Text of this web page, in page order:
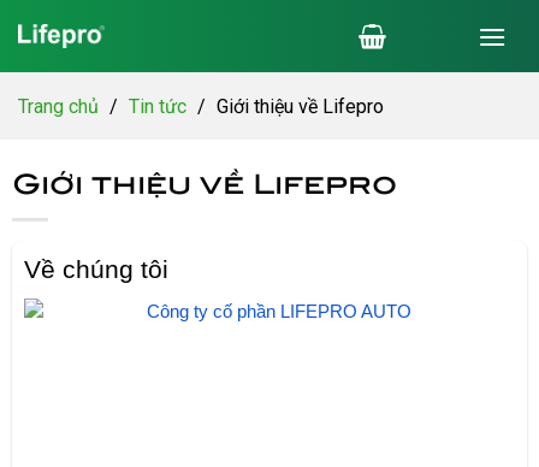
đến
nội
dungTrang chủ / Tin tức / Giới thiệu về Lifepro
Giới thiệu về Lifepro
Về chúng tôi